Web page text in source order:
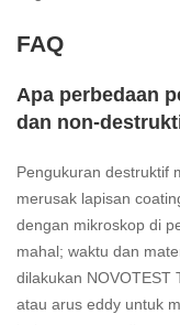
FAQ
Apa perbedaan
dan non-
Pengukuran destruktif
merusak lapisan
dengan mikroskop di
mahal; waktu dan
dilakukan NOVOTEST
atau arus eddy untuk